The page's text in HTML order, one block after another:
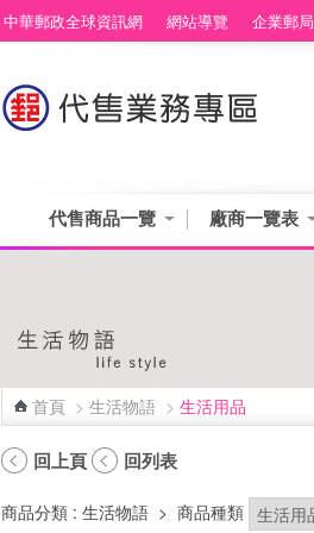
中華郵政全球資訊網 網站導覽 企業郵局
代售商品一覽 廠商一覽表
首頁 > 生活物語 > 生活用品
回上頁 回列表
商品分類 : 生活物語 > 商品種類